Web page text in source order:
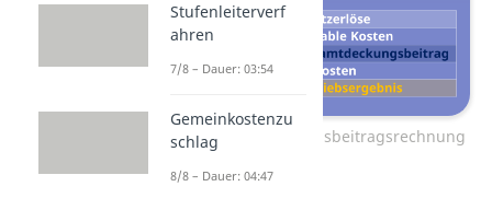
Zum Video: Deckungsbeitragsrechnung
Stufenleiterverf
ahren
7/8 – Dauer: 03:54
Gemeinkostenzu
schlag
8/8 – Dauer: 04:47